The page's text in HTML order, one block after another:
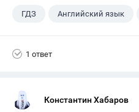
ГДЗ Английский язык
1 ответ
Константин Хабаров